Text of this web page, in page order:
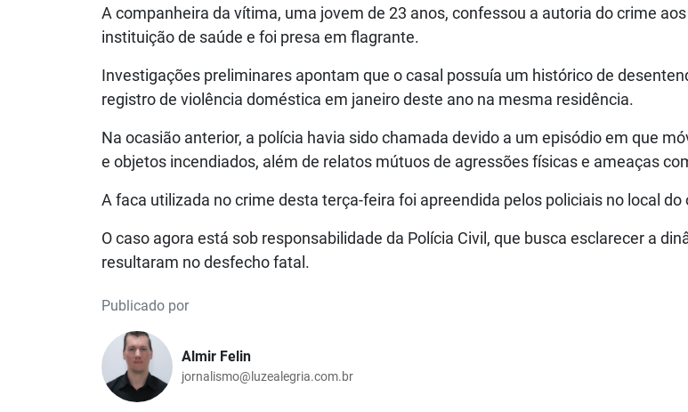
A companheira da vítima, uma jovem de 23 anos, confessou a autoria do crime
instituição de saúde e foi presa em flagrante.
Investigações preliminares apontam que o casal possuía um histórico de
registro de violência doméstica em janeiro deste ano na mesma residência.
Na ocasião anterior, a polícia havia sido chamada devido a um episódio em que
e objetos incendiados, além de relatos mútuos de agressões físicas e ameaças
A faca utilizada no crime desta terça-feira foi apreendida pelos policiais no local do
O caso agora está sob responsabilidade da Polícia Civil, que busca esclarecer a
resultaram no desfecho fatal.
Publicado por
Almir Felin
jornalismo@luzealegria.com.br